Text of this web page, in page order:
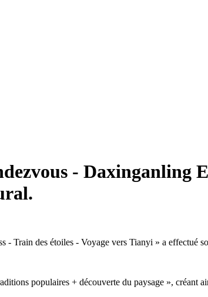
- Daxinganling
Train des étoiles - Voyage vers Tianyi » a effectué
populaires + découverte du paysage », créant